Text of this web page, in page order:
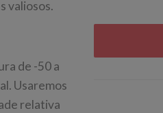
valiosos.
de -50 a
Usaremos
relativa